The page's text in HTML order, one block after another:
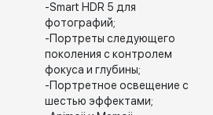
-Smart HDR 5 для
фотографий;
-Портреты следующего
поколения с контролем
фокуса и глубины;
-Портретное освещение с
шестью эффектами;